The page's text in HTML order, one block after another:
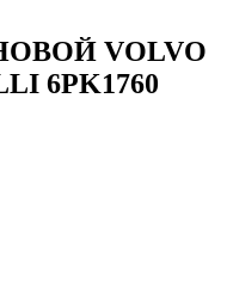
VOLVO
6PK1760